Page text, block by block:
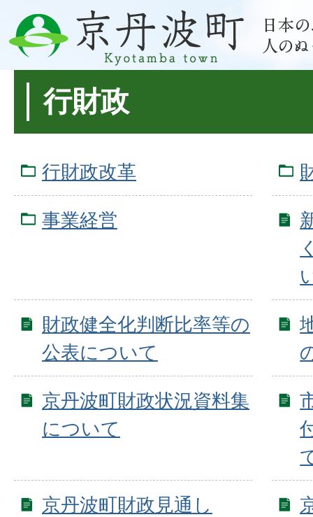
行財政
行財政改革
事業経営
財政健全化判断比率等の
公表について
京丹波町財政状況資料集
について
京丹波町財政見通し